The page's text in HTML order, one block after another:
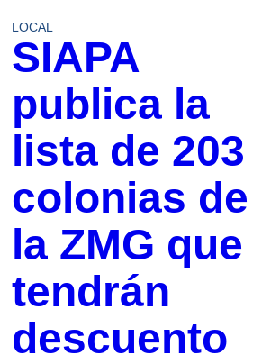
LOCAL
SIAPA
publica la
lista de 203
colonias de
la ZMG que
tendrán
descuento